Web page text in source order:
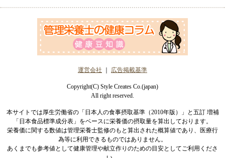
運営会社 広告掲載基準
Copyright(C) Style Creates Co.(japan)
All right reserved.
本サイトでは厚生労働省の「日本人の食事摂取基準（2010年版）」と五訂 増補
「日本食品標準成分表」をベースに栄養価の摂取量を算出しております。
栄養価に関する数値は管理栄養士監修のもと算出された概算値であり、医療行
為等に利用できるものではありません。
あくまでも参考値として健康管理や献立作りのための目安としてご利用くださ